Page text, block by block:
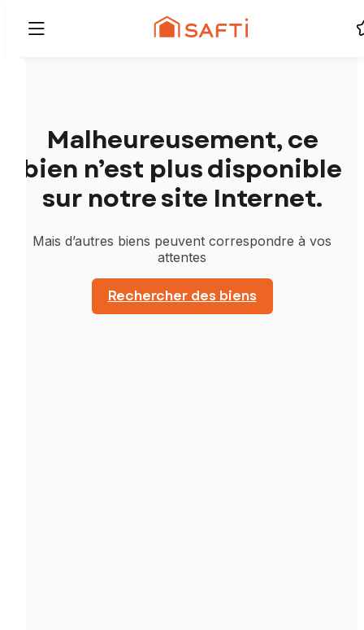
Malheureusement, ce
bien n’est plus disponible
sur notre site Internet.
Mais d’autres biens peuvent correspondre à vos
attentes
Rechercher des biens